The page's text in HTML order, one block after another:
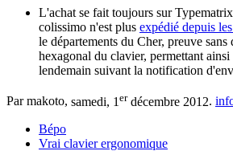
L'achat se fait toujours sur
colissimo n'est plus expédié depuis
le départements du Cher, preuve sans
hexagonal du clavier, permettant
lendemain suivant la notification
Par makoto, samedi, 1 erdécembre 2012.
Bépo
Vrai clavier ergonomique